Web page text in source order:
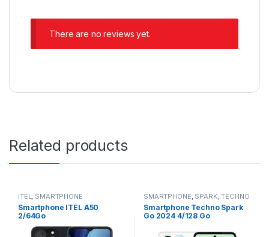
There are no reviews yet.
Related products
ITEL, SMARTPHONE
Smartphone ITEL A50
2/64Go
SMARTPHONE, SPARK,TECHNO
Smartphone Techno Spark
Go 2024 4/128 Go